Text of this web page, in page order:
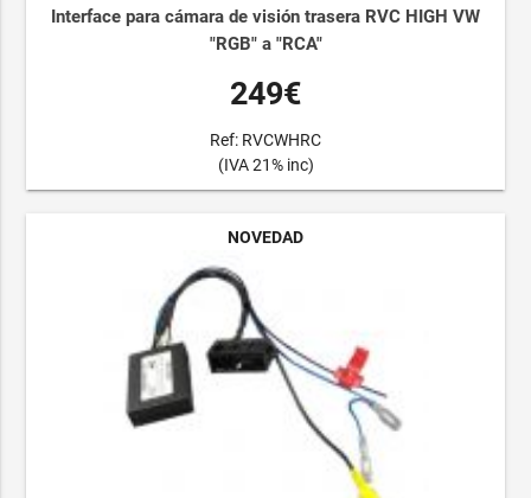
Interface para cámara de visión trasera RVC HIGH VW
"RGB" a "RCA"
249€
Ref: RVCWHRC
(IVA 21% inc)
NOVEDAD